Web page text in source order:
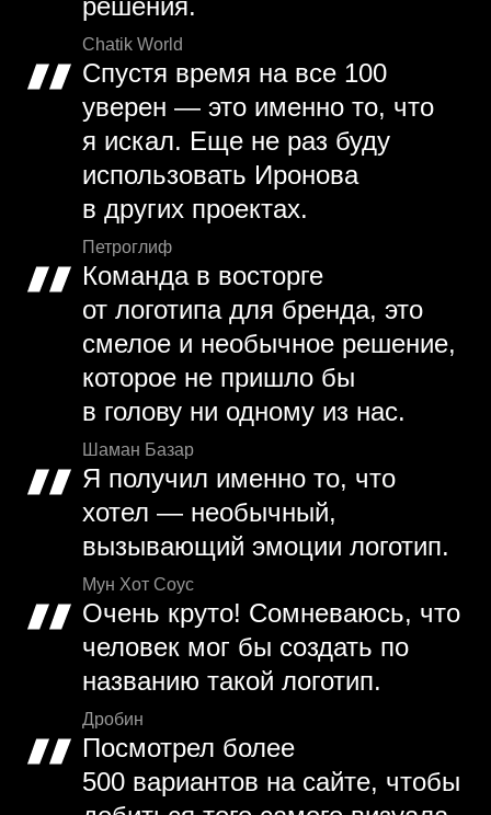
решения.
Chatik World
Спустя время на все 100
уверен — это именно то, что
я искал. Еще не раз буду
использовать Иронова
в других проектах.
Петроглиф
Команда в восторге
от логотипа для бренда, это
смелое и необычное решение,
которое не пришло бы
в голову ни одному из нас.
Шаман Базар
Я получил именно то, что
хотел — необычный,
вызывающий эмоции логотип.
Мун Хот Соус
Очень круто! Сомневаюсь, что
человек мог бы создать по
названию такой логотип.
Дробин
Посмотрел более
500 вариантов на сайте, чтобы